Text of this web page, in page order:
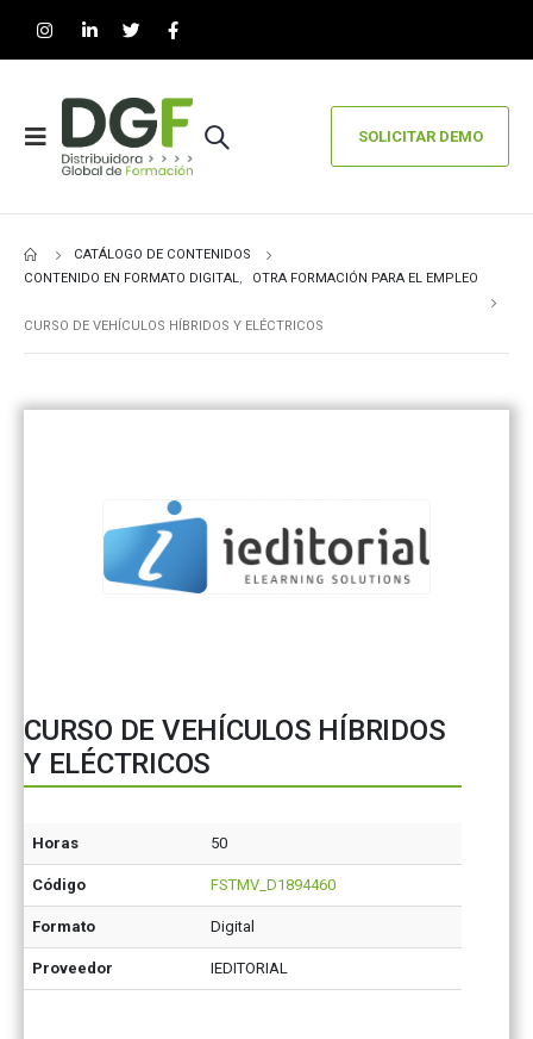
SOLICITAR DEMO
CATÁLOGO DE CONTENIDOS
CONTENIDO EN FORMATO DIGITAL, OTRA FORMACIÓN PARA EL EMPLEO
CURSO DE VEHÍCULOS HÍBRIDOS Y ELÉCTRICOS
CURSO DE VEHÍCULOS HÍBRIDOS
Y ELÉCTRICOS
Horas 50
Código FSTMV_D1894460
Formato Digital
Proveedor IEDITORIAL